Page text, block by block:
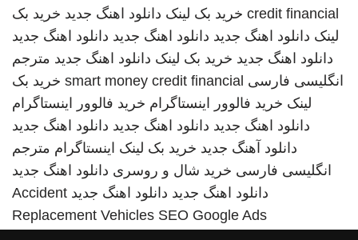
credit financial خرید بک لینک دانلود اهنگ جدید خرید بک
لینک دانلود اهنگ جدید دانلود اهنگ جدید دانلود اهنگ جدید
دانلود اهنگ جدید خرید بک لینک دانلود اهنگ جدید مترجم
انگلیسی فارسی smart money credit financial خرید بک
لینک خرید فالوور اینستاگرام خرید فالوور اینستاگرام
دانلود اهنگ جدید دانلود اهنگ جدید دانلود اهنگ جدید
دانلود آهنگ جدید خرید بک لینک اینستاگرام مترجم
انگلیسی فارسی خرید شال و روسری دانلود اهنگ جدید
دانلود اهنگ جدید دانلود اهنگ جدید Accident
Replacement Vehicles SEO Google Ads